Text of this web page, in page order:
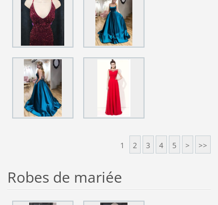
1 2 3 4 5 > >>
Robes de mariée